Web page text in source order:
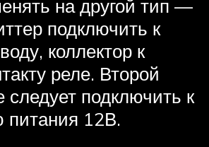
на другой тип —
подключить к
коллектор к
реле. Второй
следует подключить к
питания 12В.